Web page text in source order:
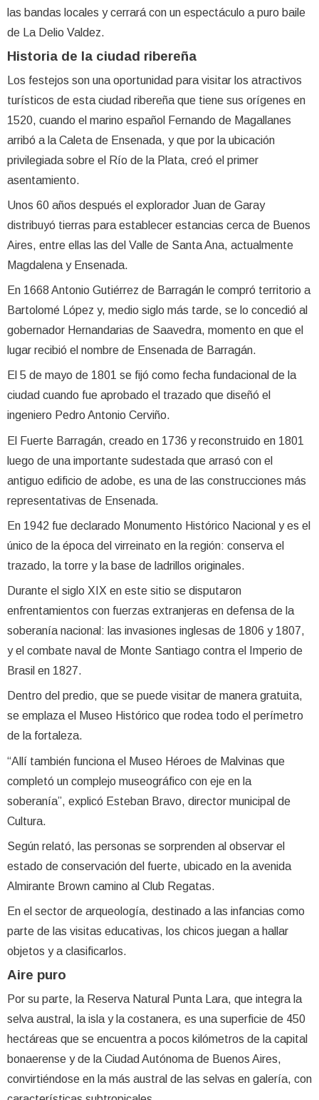
las bandas locales y cerrará con un espectáculo a puro baile
de La Delio Valdez.
Historia de la ciudad ribereña
Los festejos son una oportunidad para visitar los atractivos
turísticos de esta ciudad ribereña que tiene sus orígenes en
1520, cuando el marino español Fernando de Magallanes
arribó a la Caleta de Ensenada, y que por la ubicación
privilegiada sobre el Río de la Plata, creó el primer
asentamiento.
Unos 60 años después el explorador Juan de Garay
distribuyó tierras para establecer estancias cerca de Buenos
Aires, entre ellas las del Valle de Santa Ana, actualmente
Magdalena y Ensenada.
En 1668 Antonio Gutiérrez de Barragán le compró territorio a
Bartolomé López y, medio siglo más tarde, se lo concedió al
gobernador Hernandarias de Saavedra, momento en que el
lugar recibió el nombre de Ensenada de Barragán.
El 5 de mayo de 1801 se fijó como fecha fundacional de la
ciudad cuando fue aprobado el trazado que diseñó el
ingeniero Pedro Antonio Cerviño.
El Fuerte Barragán, creado en 1736 y reconstruido en 1801
luego de una importante sudestada que arrasó con el
antiguo edificio de adobe, es una de las construcciones más
representativas de Ensenada.
En 1942 fue declarado Monumento Histórico Nacional y es el
único de la época del virreinato en la región: conserva el
trazado, la torre y la base de ladrillos originales.
Durante el siglo XIX en este sitio se disputaron
enfrentamientos con fuerzas extranjeras en defensa de la
soberanía nacional: las invasiones inglesas de 1806 y 1807,
y el combate naval de Monte Santiago contra el Imperio de
Brasil en 1827.
Dentro del predio, que se puede visitar de manera gratuita,
se emplaza el Museo Histórico que rodea todo el perímetro
de la fortaleza.
“Allí también funciona el Museo Héroes de Malvinas que
completó un complejo museográfico con eje en la
soberanía”, explicó Esteban Bravo, director municipal de
Cultura.
Según relató, las personas se sorprenden al observar el
estado de conservación del fuerte, ubicado en la avenida
Almirante Brown camino al Club Regatas.
En el sector de arqueología, destinado a las infancias como
parte de las visitas educativas, los chicos juegan a hallar
objetos y a clasificarlos.
Aire puro
Por su parte, la Reserva Natural Punta Lara, que integra la
selva austral, la isla y la costanera, es una superficie de 450
hectáreas que se encuentra a pocos kilómetros de la capital
bonaerense y de la Ciudad Autónoma de Buenos Aires,
convirtiéndose en la más austral de las selvas en galería, con